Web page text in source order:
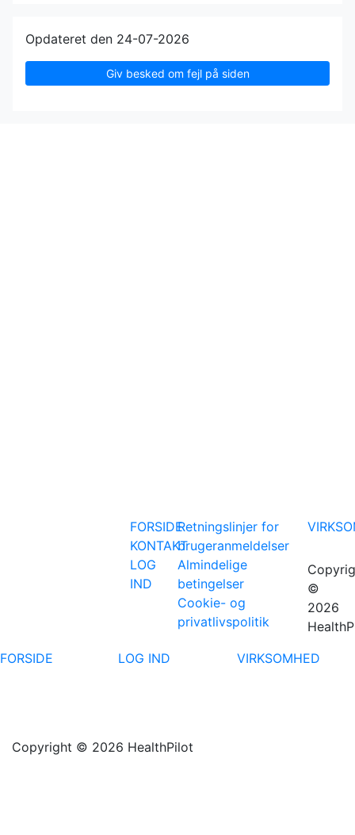
Opdateret den 24-07-2026
Giv besked om fejl på siden
FORSIDE
KONTAKT
LOG
IND
Retningslinjer for
brugeranmeldelser
Almindelige
betingelser
Cookie- og
privatlivspolitik
©
2026
FORSIDE
LOG IND VIRKSOMHED
Copyright © 2026 HealthPilot